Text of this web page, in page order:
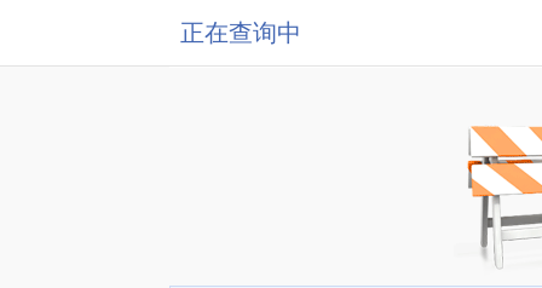
正在查询中